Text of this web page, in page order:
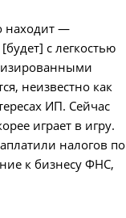
находит —
с легкостью
неизвестно как
ИП. Сейчас
играет в игру.
налогов по
к бизнесу ФНС,